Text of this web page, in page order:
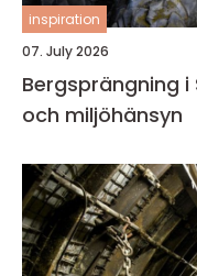
inspiration
07. July 2026
Bergsprängning
och miljöhänsyn